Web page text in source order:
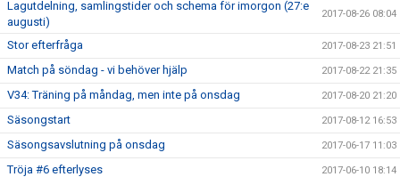
Lagutdelning, samlingstider och schema för imorgon (27:e
augusti)
2017-08-26 08:04
Stor efterfråga 2017-08-23 21:51
Match på söndag - vi behöver hjälp 2017-08-22 21:35
V34: Träning på måndag, men inte på onsdag 2017-08-20 21:20
Säsongstart 2017-08-12 16:53
Säsongsavslutning på onsdag 2017-06-17 11:03
Tröja #6 efterlyses 2017-06-10 18:14